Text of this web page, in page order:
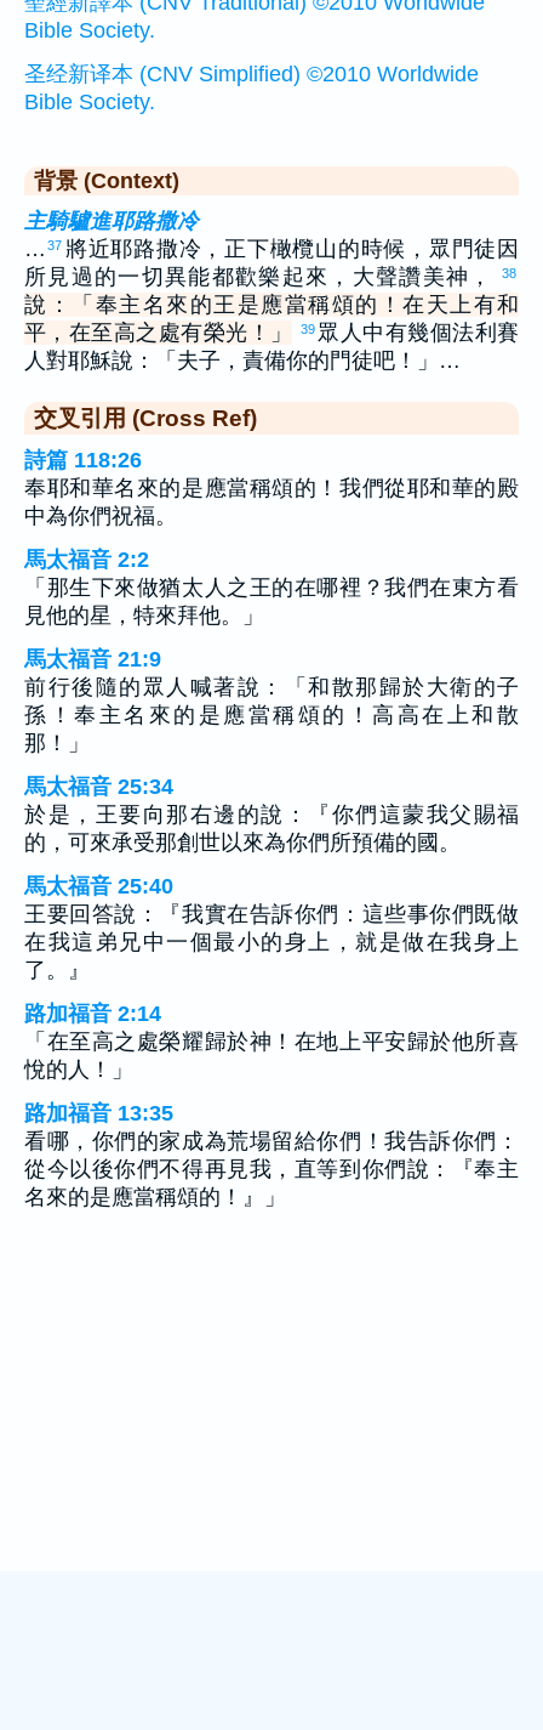
Bible Society.
圣经新译本 (CNV Simplified) ©2010 Worldwide
Bible Society.
背景 (Context)
主騎驢進耶路撒冷
… 37 將近耶路撒冷，正下橄欖山的時候，眾門徒因
所見過的一切異能都歡樂起來，大聲讚美神，
38
說：「奉主名來的王是應當稱頌的！在天上有和
平，在至高之處有榮光！」
39 眾人中有幾個法利賽
人對耶穌說：「夫子，責備你的門徒吧！」…
交叉引用 (Cross Ref)
詩篇 118:26
奉耶和華名來的是應當稱頌的！我們從耶和華的殿
中為你們祝福。
馬太福音 2:2
「那生下來做猶太人之王的在哪裡？我們在東方看
見他的星，特來拜他。」
馬太福音 21:9
前行後隨的眾人喊著說：「和散那歸於大衛的子
孫！奉主名來的是應當稱頌的！高高在上和散
那！」
馬太福音 25:34
於是，王要向那右邊的說：『你們這蒙我父賜福
的，可來承受那創世以來為你們所預備的國。
馬太福音 25:40
王要回答說：『我實在告訴你們：這些事你們既做
在我這弟兄中一個最小的身上，就是做在我身上
了。』
路加福音 2:14
「在至高之處榮耀歸於神！在地上平安歸於他所喜
悅的人！」
路加福音 13:35
看哪，你們的家成為荒場留給你們！我告訴你們：
從今以後你們不得再見我，直等到你們說：『奉主
名來的是應當稱頌的！』」